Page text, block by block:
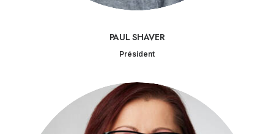
PAUL SHAVER
Président